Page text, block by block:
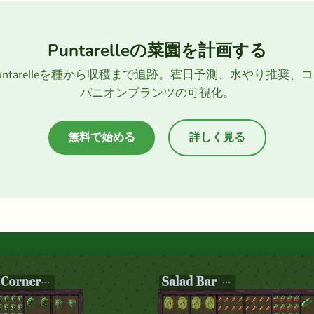
Puntarelleの菜園を計画する
を種から収穫まで追跡。霍日予測、水やり推奨、
パニオンプランツの可視化。
無料で始める 詳しく見る